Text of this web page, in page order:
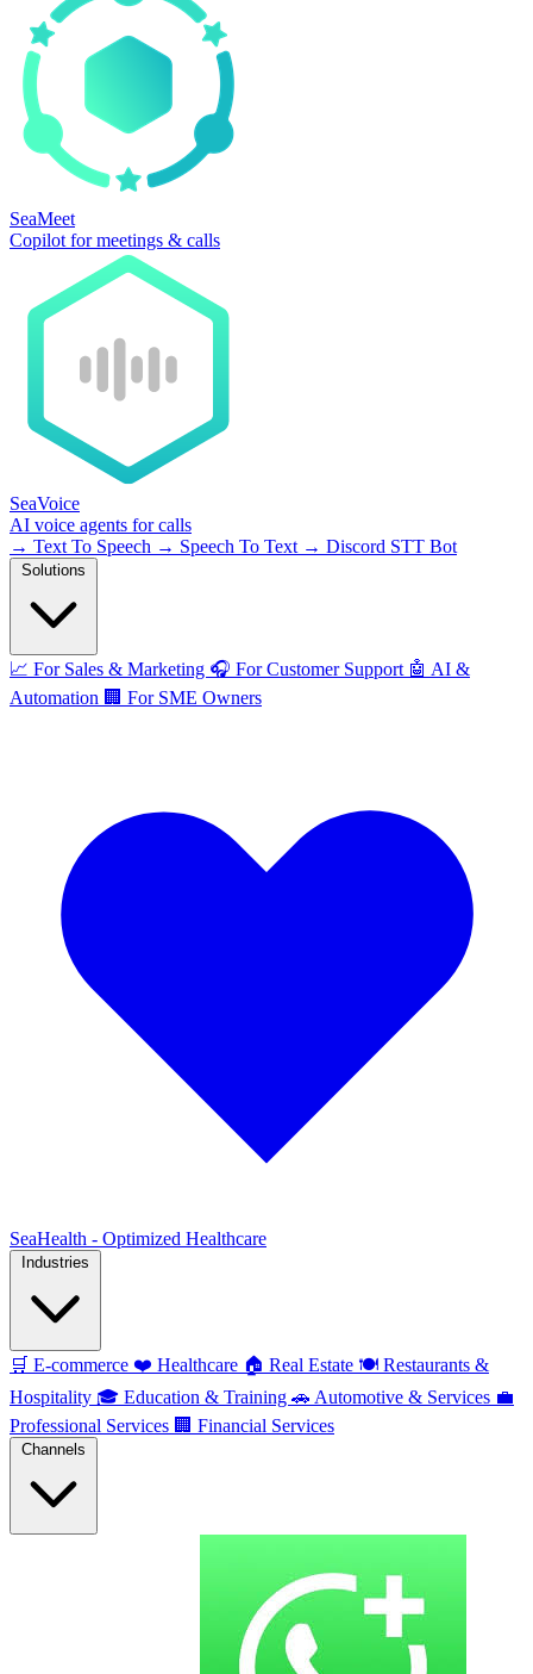
SeaMeet
Copilot for meetings & calls
SeaVoice
AI voice agents for calls
→ Text To Speech → Speech To Text → Discord STT Bot
📈 For Sales & Marketing 🎧 For Customer Support 🤖 AI &
Automation 🏢 For SME Owners
SeaHealth - Optimized Healthcare
🛒 E-commerce ❤️ Healthcare 🏠 Real Estate 🍽️ Restaurants &
Hospitality 🎓 Education & Training 🚗 Automotive & Services 💼
Professional Services 🏢 Financial Services